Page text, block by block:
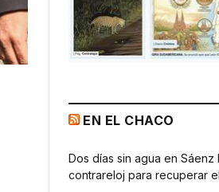
EN EL CHACO
Dos días sin agua en Sáenz
contrareloj para recuperar